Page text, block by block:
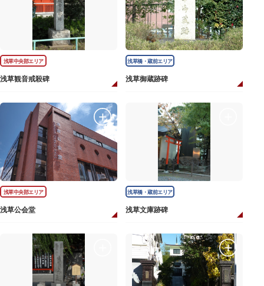
浅草中央部エリア
浅草観音戒殺碑
浅草橋・蔵前エリア
浅草御蔵跡碑
浅草中央部エリア
浅草公会堂
浅草橋・蔵前エリア
浅草文庫跡碑